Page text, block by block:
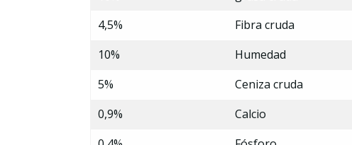
4,5%
Fibra cruda
10%
Humedad
5%
Ceniza cruda
0,9%
Calcio